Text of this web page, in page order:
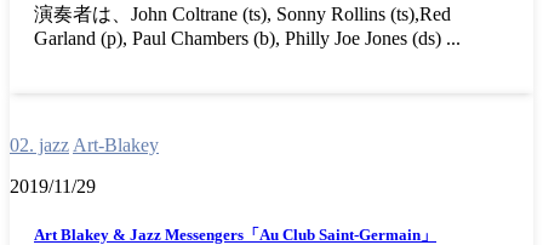
演奏者は、John Coltrane (ts), Sonny Rollins (ts),Red
Garland (p), Paul Chambers (b), Philly Joe Jones (ds) ...
02. jazz Art-Blakey
2019/11/29
Art Blakey & Jazz Messengers「Au Club Saint-Germain」